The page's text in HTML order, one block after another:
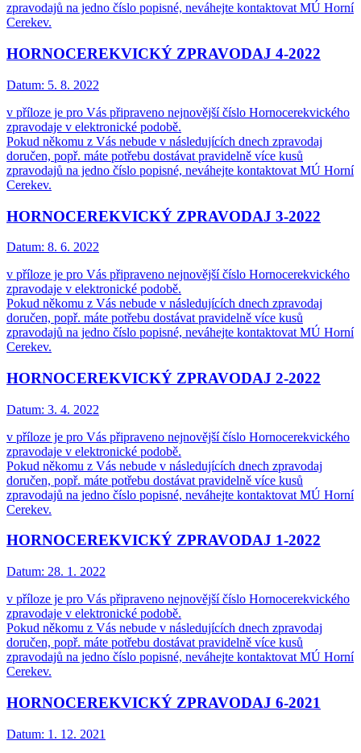
zpravodajů na jedno číslo popisné, neváhejte kontaktovat MÚ Horní
Cerekev.
HORNOCEREKVICKÝ ZPRAVODAJ 4-2022
Datum: 5. 8. 2022
v příloze je pro Vás připraveno nejnovější číslo Hornocerekvického
zpravodaje v elektronické podobě.
Pokud někomu z Vás nebude v následujících dnech zpravodaj
doručen, popř. máte potřebu dostávat pravidelně více kusů
zpravodajů na jedno číslo popisné, neváhejte kontaktovat MÚ Horní
Cerekev.
HORNOCEREKVICKÝ ZPRAVODAJ 3-2022
Datum: 8. 6. 2022
v příloze je pro Vás připraveno nejnovější číslo Hornocerekvického
zpravodaje v elektronické podobě.
Pokud někomu z Vás nebude v následujících dnech zpravodaj
doručen, popř. máte potřebu dostávat pravidelně více kusů
zpravodajů na jedno číslo popisné, neváhejte kontaktovat MÚ Horní
Cerekev.
HORNOCEREKVICKÝ ZPRAVODAJ 2-2022
Datum: 3. 4. 2022
v příloze je pro Vás připraveno nejnovější číslo Hornocerekvického
zpravodaje v elektronické podobě.
Pokud někomu z Vás nebude v následujících dnech zpravodaj
doručen, popř. máte potřebu dostávat pravidelně více kusů
zpravodajů na jedno číslo popisné, neváhejte kontaktovat MÚ Horní
Cerekev.
HORNOCEREKVICKÝ ZPRAVODAJ 1-2022
Datum: 28. 1. 2022
v příloze je pro Vás připraveno nejnovější číslo Hornocerekvického
zpravodaje v elektronické podobě.
Pokud někomu z Vás nebude v následujících dnech zpravodaj
doručen, popř. máte potřebu dostávat pravidelně více kusů
zpravodajů na jedno číslo popisné, neváhejte kontaktovat MÚ Horní
Cerekev.
HORNOCEREKVICKÝ ZPRAVODAJ 6-2021
Datum: 1. 12. 2021